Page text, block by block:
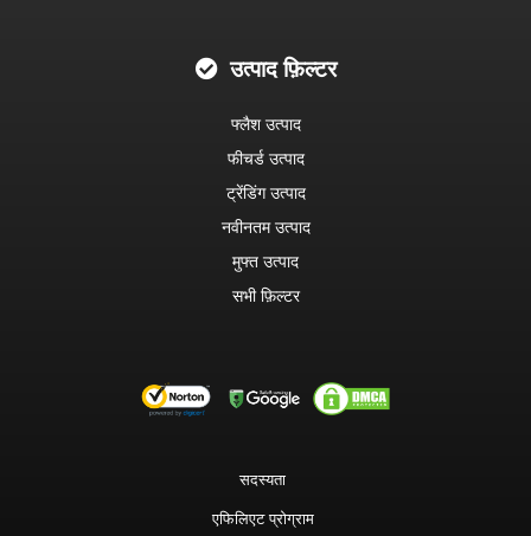
उत्पाद फ़िल्टर
फ्लैश उत्पाद
फीचर्ड उत्पाद
ट्रेंडिंग उत्पाद
नवीनतम उत्पाद
मुफ्त उत्पाद
सभी फ़िल्टर
सदस्यता
एफिलिएट प्रोग्राम